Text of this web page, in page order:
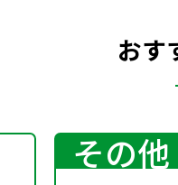
おす
その他